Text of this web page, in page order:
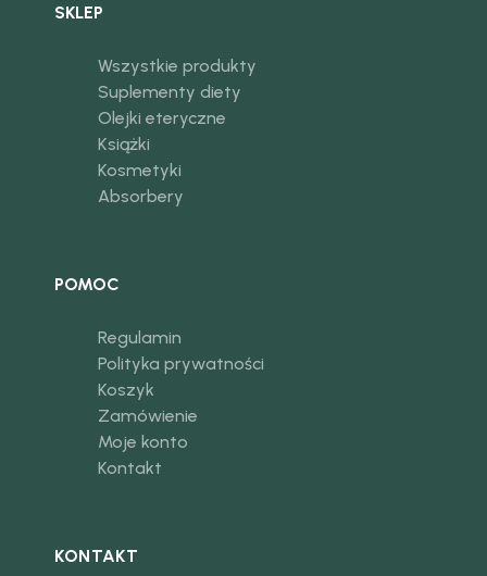
SKLEP
Wszystkie produkty
Suplementy diety
Olejki eteryczne
Książki
Kosmetyki
Absorbery
POMOC
Regulamin
Polityka prywatności
Koszyk
Zamówienie
Moje konto
Kontakt
KONTAKT